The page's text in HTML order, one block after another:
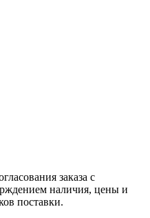
заказа с
наличия, цены и
поставки.